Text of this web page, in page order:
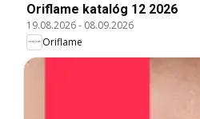
Oriflame katalóg 12 2026
19.08.2026- 08.09.2026
Oriflame